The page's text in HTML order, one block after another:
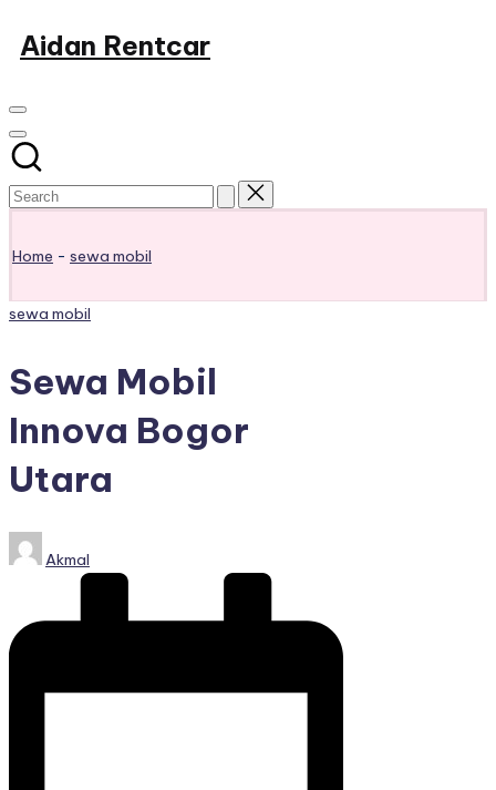
Skip
to
Aidan Rentcar
Murah
Home - sewa mobil
Posted
sewa mobil
Sewa Mobil
Innova Bogor
Utara
Posted
by
Akmal